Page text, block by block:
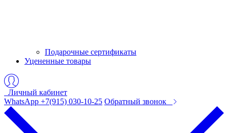
Подарочные сертификаты
Уцененные товары
Личный кабинет
WhatsApp +7(915) 030-10-25 Обратный звонок